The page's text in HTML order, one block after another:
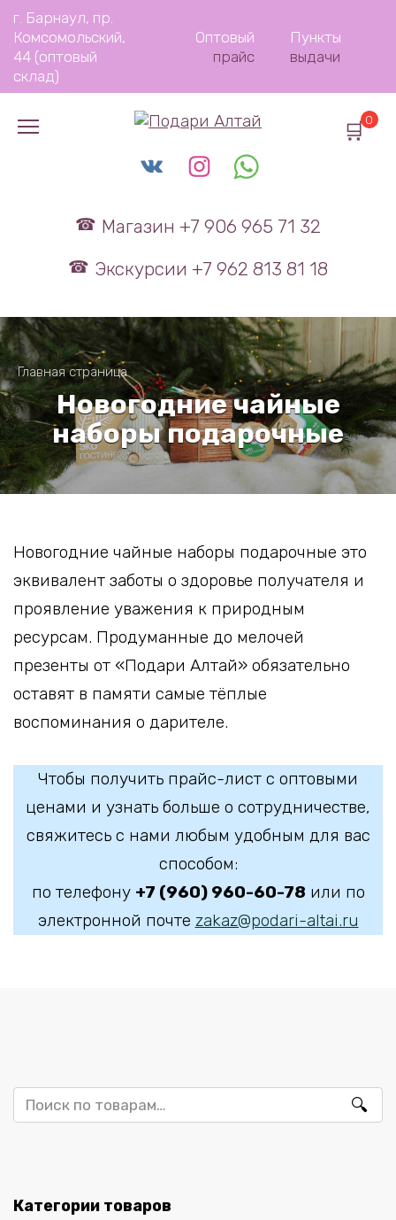
Перейти
содержанию
г. Барнаул, пр.
Комсомольский,
44 (оптовый
склад)
Оптовый
прайс
Пункты
выдачи
Магазин +7 906 965 71 32
Экскурсии +7 962 813 81 18
0
Главная страница
Новогодние чайные
наборы подарочные
Новогодние чайные наборы подарочные это
эквивалент заботы о здоровье получателя и
проявление уважения к природным
ресурсам. Продуманные до мелочей
презенты от «Подари Алтай» обязательно
оставят в памяти самые тёплые
воспоминания о дарителе.
Чтобы получить прайс-лист с оптовыми
ценами и узнать больше о сотрудничестве,
свяжитесь с нами любым удобным для вас
способом:
по телефону +7 (960) 960-60-78 или по
электронной почте zakaz@podari-altai.ru
Искать:
Категории товаров